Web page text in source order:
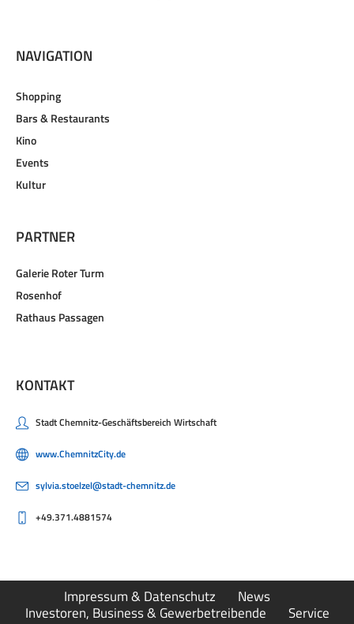
NAVIGATION
Shopping
Bars & Restaurants
Kino
Events
Kultur
PARTNER
Galerie Roter Turm
Rosenhof
Rathaus Passagen
KONTAKT
Stadt Chemnitz-Geschäftsbereich Wirtschaft
www.ChemnitzCity.de
sylvia.stoelzel@stadt-chemnitz.de
+49.371.4881574
Impressum & Datenschutz
News
Investoren, Business & Gewerbetreibende
Service